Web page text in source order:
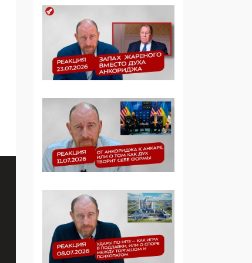
Манифест против
семьи и традиционных
ценностей: «Новые
люди» поднимают
электорат феминисток
на битву с
мужчинами-«бабуинам
05:08, 15 Мая 2026
Эзотерика,
инфоцыганство и
лженаука под ширмой
защиты традиционных
ценностей: кто и с чем
выступал на форуме
«Россия 809. Традиции
будущего»
09:40, 06 Мая 2026